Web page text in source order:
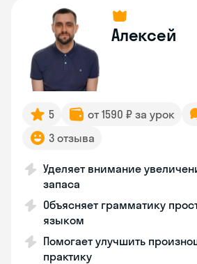
Алексей
5 от 1590 ₽ за урок
3 отзыва
Уделяет внимание
запаса
Объясняет грамматику
языком
Помогает улучшить
практику